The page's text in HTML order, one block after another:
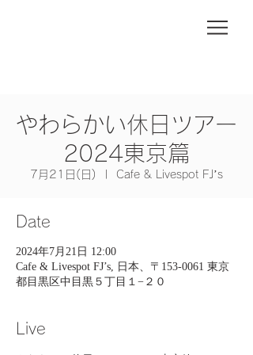
やわらかい休日ツアー
2024東京篇
7月21日(日) Cafe & Livespot FJ’s
Date
2024年7月21日 12:00
Cafe & Livespot FJ’s, 日本、〒153-0061 東京
都目黒区中目黒５丁目１−２０
Live